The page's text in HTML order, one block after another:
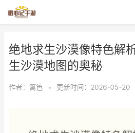
绝地求生沙漠像特色解
生沙漠地图的奥秘
作者： 篱笆 • 更新时间：2026-05-20